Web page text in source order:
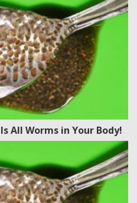
All Worms in Your Body!